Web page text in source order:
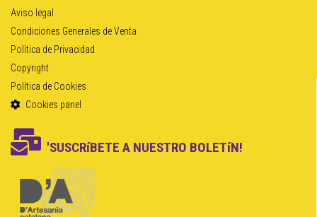
Aviso legal
Condiciones Generales de Venta
Política de Privacidad
Copyright
Política de Cookies
Cookies panel
'SUSCRíBETE A NUESTRO BOLETíN!